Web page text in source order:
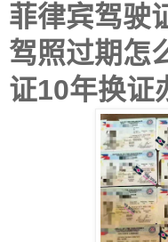
菲律宾驾驶
驾照过期怎
证10年换证